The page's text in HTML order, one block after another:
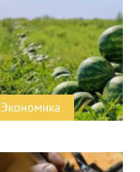
Экономика